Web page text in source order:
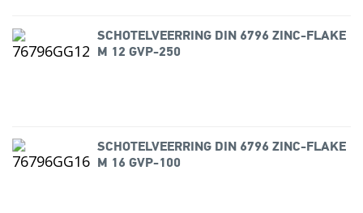
SCHOTELVEERRING DIN 6796 ZINC-FLAKE
M 12 GVP-250
SCHOTELVEERRING DIN 6796 ZINC-FLAKE
M 16 GVP-100